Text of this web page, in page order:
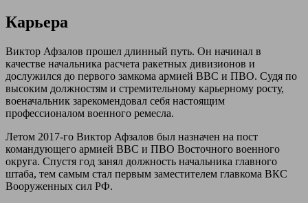
Карьера
Виктор Афзалов прошел длинный путь. Он начинал в
качестве начальника расчета ракетных дивизионов и
дослужился до первого замкома армией ВВС и ПВО. Судя по
высоким должностям и стремительному карьерному росту,
военачальник зарекомендовал себя настоящим
профессионалом военного ремесла.
Летом 2017-го Виктор Афзалов был назначен на пост
командующего армией ВВС и ПВО Восточного военного
округа. Спустя год занял должность начальника главного
штаба, тем самым стал первым заместителем главкома ВКС
Вооруженных сил РФ.